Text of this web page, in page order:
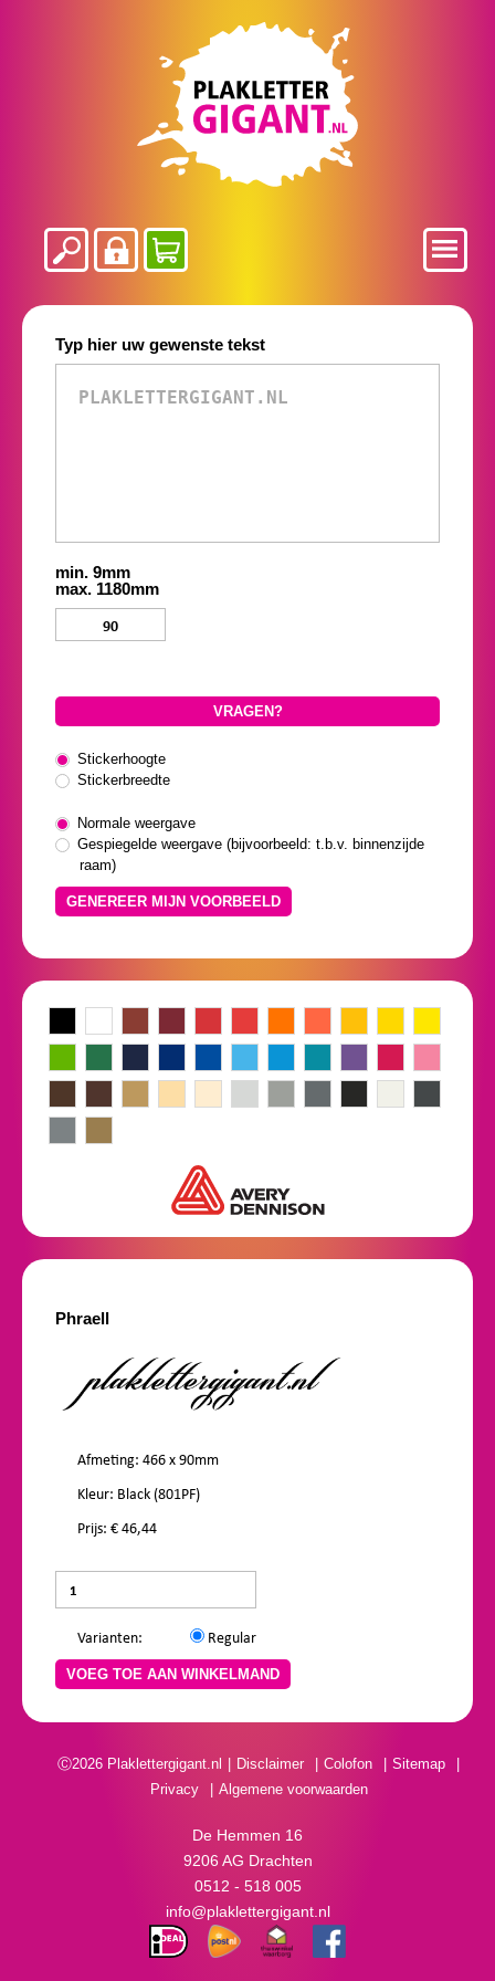
Typ hier uw gewenste tekst
min. 9mm
max. 1180mm
VRAGEN?
Stickerhoogte
Stickerbreedte
Normale weergave
Gespiegelde weergave (bijvoorbeeld: t.b.v. binnenzijde
raam)
GENEREER MIJN VOORBEELD
Phraell
Afmeting: 466 x 90mm
Kleur: Black (801PF)
Prijs: € 46,44
Varianten: Regular
VOEG TOE AAN WINKELMAND
Ⓒ2026 Plaklettergigant.nl Disclaimer Colofon
Sitemap
Privacy
Algemene voorwaarden
De Hemmen 16
9206 AG Drachten
0512 - 518 005
info@plaklettergigant.nl